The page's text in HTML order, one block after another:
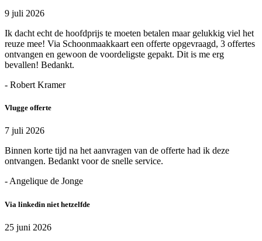
9 juli 2026
Ik dacht echt de hoofdprijs te moeten betalen maar gelukkig viel het
reuze mee! Via Schoonmaakkaart een offerte opgevraagd, 3 offertes
ontvangen en gewoon de voordeligste gepakt. Dit is me erg
bevallen! Bedankt.
- Robert Kramer
Vlugge offerte
7 juli 2026
Binnen korte tijd na het aanvragen van de offerte had ik deze
ontvangen. Bedankt voor de snelle service.
- Angelique de Jonge
Via linkedin niet hetzelfde
25 juni 2026